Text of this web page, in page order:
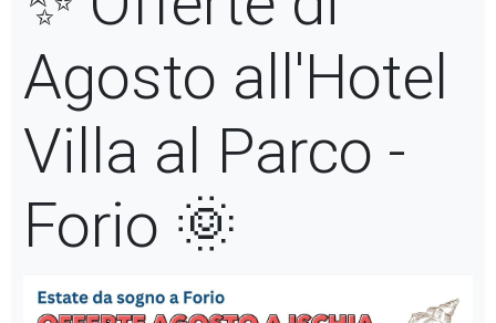
Agosto all'Hotel
Villa al Parco -
Forio 🌞